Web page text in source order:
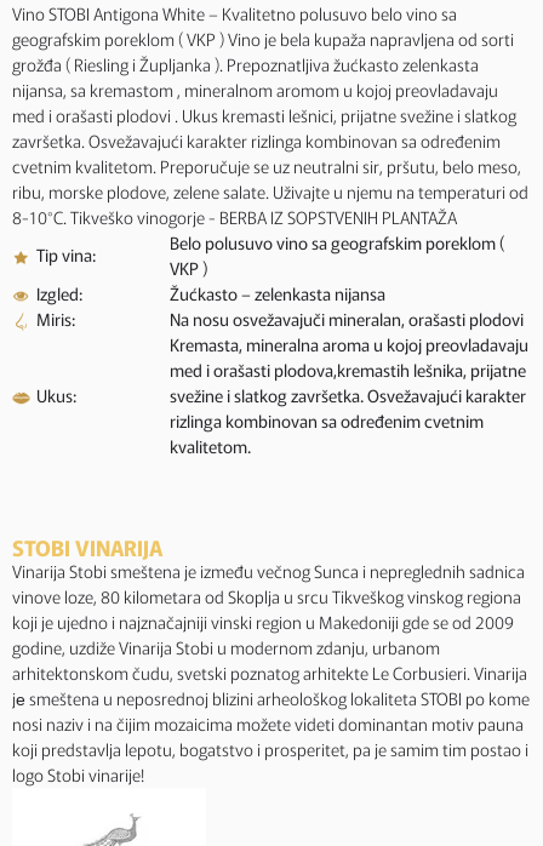
Vino STOBI Antigona White – Kvalitetno polusuvo belo vino sa
geografskim poreklom ( VKP ) Vino je bela kupaža napravljena od sorti
grožđa ( Riesling i Župljanka ). Prepoznatljiva žućkasto zelenkasta
nijansa, sa kremastom , mineralnom aromom u kojoj preovladavaju
med i orašasti plodovi . Ukus kremasti lešnici, prijatne svežine i slatkog
završetka. Osvežavajući karakter rizlinga kombinovan sa određenim
cvetnim kvalitetom. Preporučuje se uz neutralni sir, pršutu, belo meso,
ribu, morske plodove, zelene salate. Uživajte u njemu na temperaturi od
8-10°C. Tikveško vinogorje - BERBA IZ SOPSTVENIH PLANTAŽA
Tip vina:
Belo polusuvo vino sa geografskim poreklom (
VKP )
Izgled:
Žućkasto – zelenkasta nijansa
Miris:
Na nosu osvežavajuči mineralan, orašasti plodovi
Ukus:
Kremasta, mineralna aroma u kojoj preovladavaju
med i orašasti plodova,kremastih lešnika, prijatne
svežine i slatkog završetka. Osvežavajući karakter
rizlinga kombinovan sa određenim cvetnim
kvalitetom.
STOBI VINARIJA
Vinarija Stobi smeštena je između večnog Sunca i nepreglednih sadnica
vinove loze, 80 kilometara od Skoplja u srcu Tikveškog vinskog regiona
koji je ujedno i najznačajniji vinski region u Makedoniji gde se od 2009
godine, uzdiže Vinarija Stobi u modernom zdanju, urbanom
arhitektonskom čudu, svetski poznatog arhitekte Le Corbusieri. Vinarija
jе smeštena u neposrednoj blizini arheološkog lokaliteta STOBI po kome
nosi naziv i na čijim mozaicima možete videti dominantan motiv pauna
koji predstavlja lepotu, bogatstvo i prosperitet, pa je samim tim postao i
logo Stobi vinarije!